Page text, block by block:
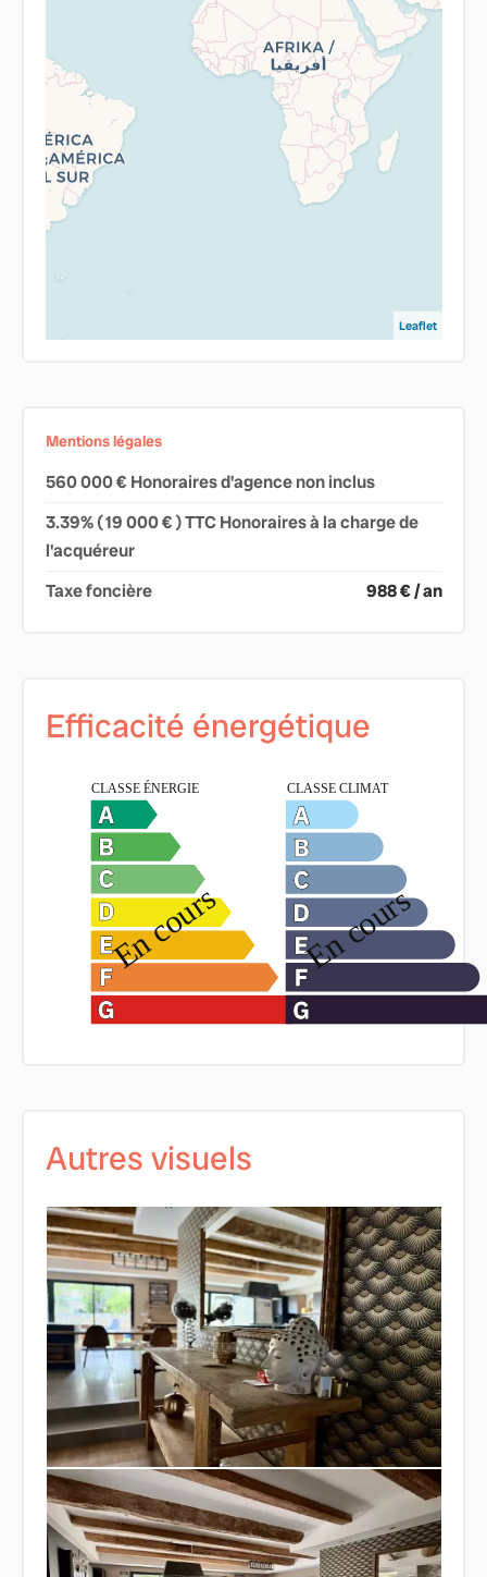
Leaflet
Mentions légales
560 000 € Honoraires d'agence non inclus
3.39% ( 19 000 € ) TTC Honoraires à la charge de
l'acquéreur
Taxe foncière
988 € / an
Efficacité énergétique
Autres visuels